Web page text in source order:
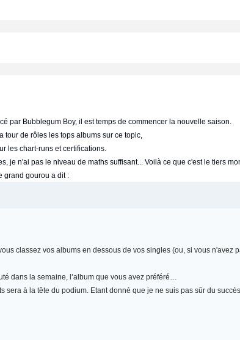
par Bubblegum Boy, il est temps de commencer la nouvelle saison.
tour de rôles les tops albums sur ce topic,
les chart-runs et certifications.
je n'ai pas le niveau de maths suffisant... Voilà ce que c'est le tiers
grand gourou a dit :
classez vos albums en dessous de vos singles (ou, si vous n'avez
dans la semaine, l’album que vous avez préféré…
à la tête du podium. Etant donné que je ne suis pas sûr du